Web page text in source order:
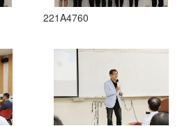
221A4760